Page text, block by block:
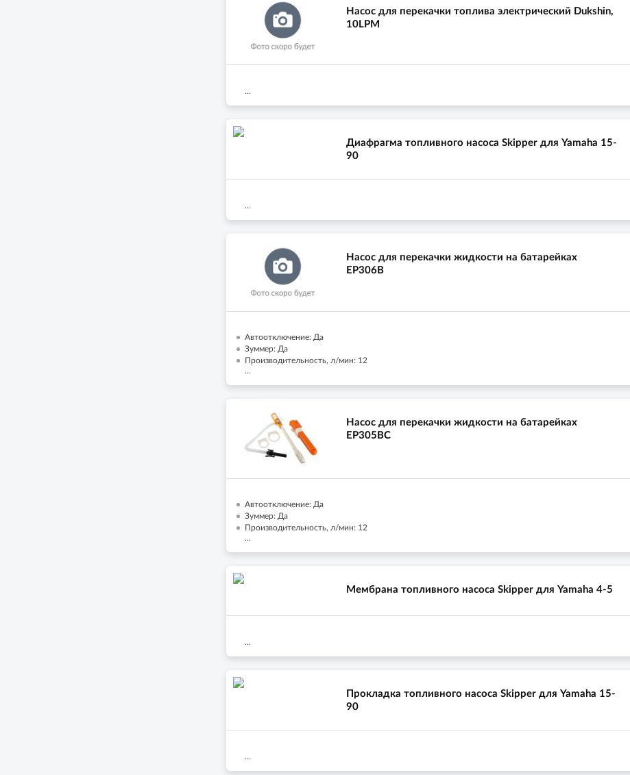
Насос для перекачки топлива электрический Dukshin,
10LPM
...
Диафрагма топливного насоса Skipper для Yamaha 15-
90
...
Насос для перекачки жидкости на батарейках
EP306B
Автоотключение: Да
Зуммер: Да
Производительность, л/мин: 12
...
Насос для перекачки жидкости на батарейках
EP305BC
Автоотключение: Да
Зуммер: Да
Производительность, л/мин: 12
...
Мембрана топливного насоса Skipper для Yamaha 4-5
...
Прокладка топливного насоса Skipper для Yamaha 15-
90
...